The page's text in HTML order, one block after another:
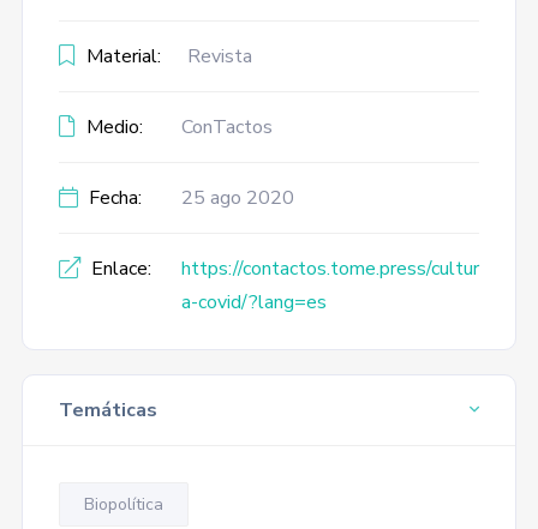
Material: Revista
Medio: ConTactos
Fecha: 25 ago 2020
Enlace:
https://contactos.tome.press/cultur
a-covid/?lang=es
Temáticas
Biopolítica